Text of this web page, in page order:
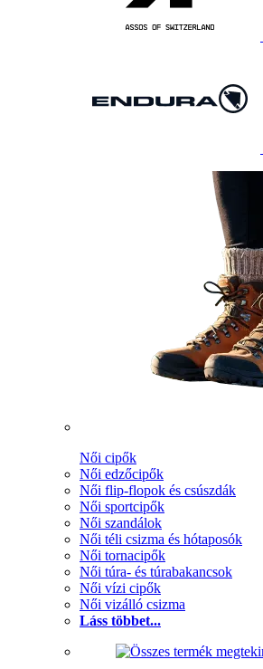
Női cipők
Női edzőcipők
Női flip-flopok és csúszdák
Női sportcipők
Női szandálok
Női téli csizma és hótaposók
Női tornacipők
Női túra- és túrabakancsok
Női vízi cipők
Női vizálló csizma
Láss többet...